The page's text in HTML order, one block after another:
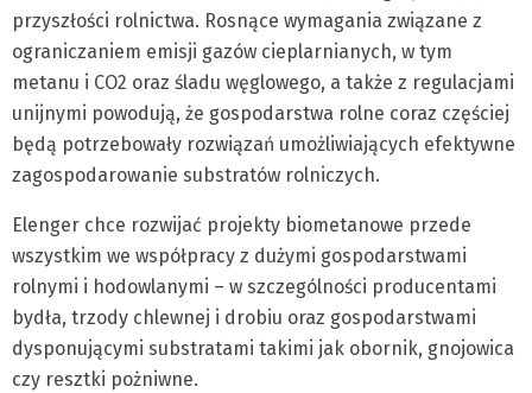
przyszłości rolnictwa. Rosnące wymagania związane z
ograniczaniem emisji gazów cieplarnianych, w tym
metanu i CO2 oraz śladu węglowego, a także z regulacjami
unijnymi powodują, że gospodarstwa rolne coraz częściej
będą potrzebowały rozwiązań umożliwiających efektywne
zagospodarowanie substratów rolniczych.
Elenger chce rozwijać projekty biometanowe przede
wszystkim we współpracy z dużymi gospodarstwami
rolnymi i hodowlanymi – w szczególności producentami
bydła, trzody chlewnej i drobiu oraz gospodarstwami
dysponującymi substratami takimi jak obornik, gnojowica
czy resztki pożniwne.